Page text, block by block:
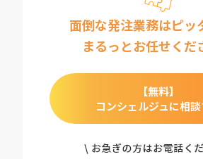
面倒な発注業務はピッ
まるっとお任せくだ
【無料】
コンシェルジュに相談